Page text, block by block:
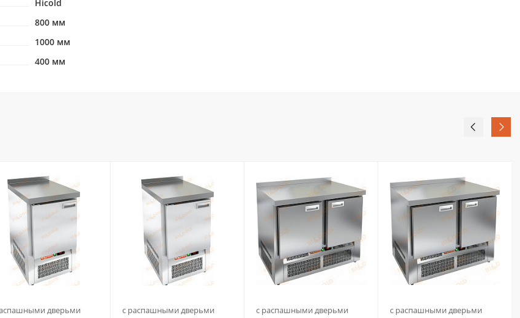
Hicold
800 мм
1000 мм
400 мм
дверьми с распашными дверьми с распашными дверьми с распашными дверьми